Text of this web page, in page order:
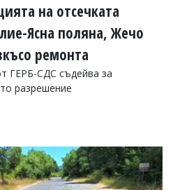
на отсечката
Ясна поляна, Жечо
ремонта
ГЕРБ-СДС съдейва за
разрешение